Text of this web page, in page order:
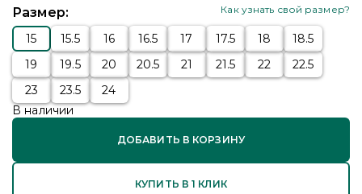
Размер: Как узнать свой размер?
15 15.5 16 16.5 17 17.5 18
18.5
19
19.5 20 20.5 21 21.5 22
22.5
23
23.5
24
В наличии
ДОБАВИТЬ В КОРЗИНУ
КУПИТЬ В 1 КЛИК